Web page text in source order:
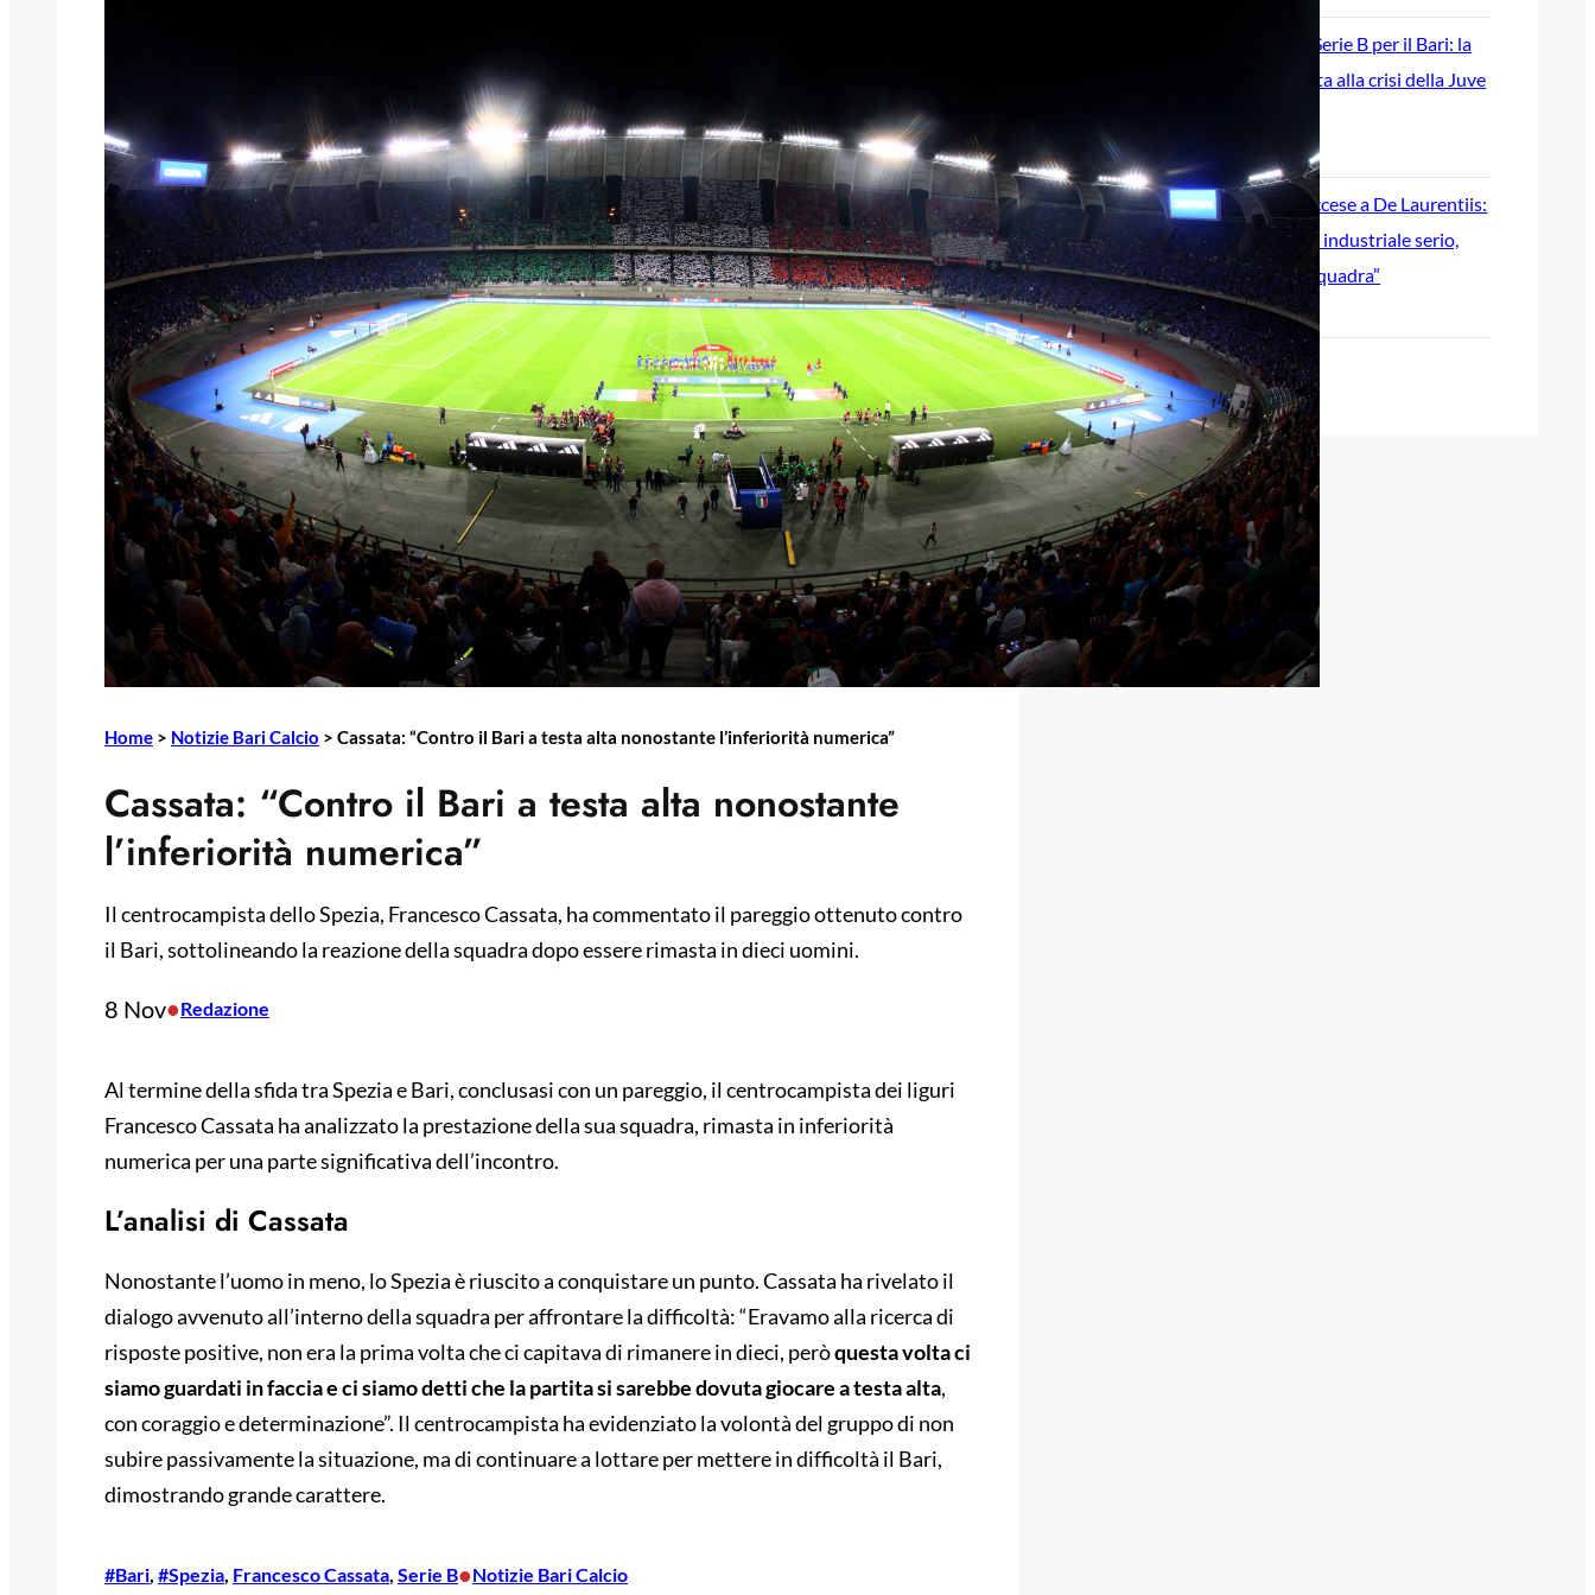
Home > Notizie Bari Calcio > Cassata: “Contro il Bari a testa alta nonostante l’inferiorità numerica”
Cassata: “Contro il Bari a testa alta nonostante
l’inferiorità numerica”
Il centrocampista dello Spezia, Francesco Cassata, ha commentato il pareggio ottenuto contro
il Bari, sottolineando la reazione della squadra dopo essere rimasta in dieci uomini.
8 Nov•Redazione
Al termine della sfida tra Spezia e Bari, conclusasi con un pareggio, il centrocampista dei liguri
Francesco Cassata ha analizzato la prestazione della sua squadra, rimasta in inferiorità
numerica per una parte significativa dell’incontro.
L’analisi di Cassata
Nonostante l’uomo in meno, lo Spezia è riuscito a conquistare un punto. Cassata ha rivelato il
dialogo avvenuto all’interno della squadra per affrontare la difficoltà: “Eravamo alla ricerca di
risposte positive, non era la prima volta che ci capitava di rimanere in dieci, peròquesta volta ci
siamo guardati in faccia e ci siamo detti che la partita si sarebbe dovuta giocare a testa alta,
con coraggio e determinazione”. Il centrocampista ha evidenziato la volontà del gruppo di non
subire passivamente la situazione, ma di continuare a lottare per mettere in difficoltà il Bari,
dimostrando grande carattere.
#Bari, #Spezia, Francesco Cassata, Serie B•Notizie Bari Calcio
Ripescaggio in Serie B per il Bari: la
speranza è legata alla crisi della Juve
28 Maggio 2026
Futuro Bari, Leccese a De Laurentiis:
“Serve un piano industriale serio,
non siamo una seconda squadra”
27 Maggio 2026